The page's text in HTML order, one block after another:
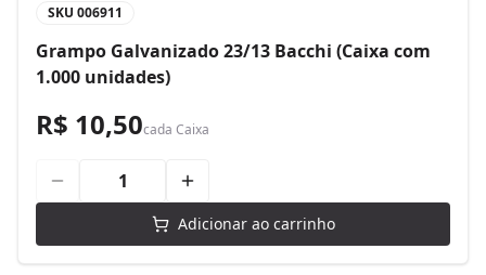
SKU 006911
Grampo Galvanizado 23/13 Bacchi (Caixa com
1.000 unidades)
R$ 10,50cada Caixa
Adicionar ao carrinho